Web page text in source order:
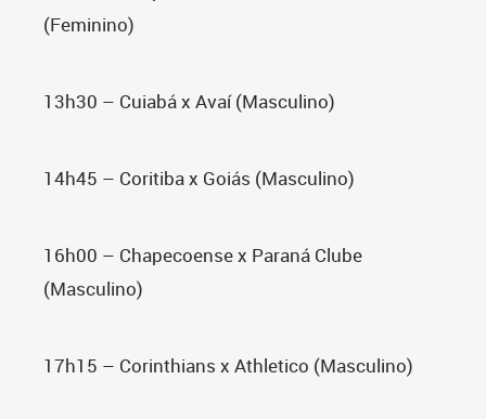
(Feminino)
13h30 – Cuiabá x Avaí (Masculino)
14h45 – Coritiba x Goiás (Masculino)
16h00 – Chapecoense x Paraná Clube
(Masculino)
17h15 – Corinthians x Athletico (Masculino)